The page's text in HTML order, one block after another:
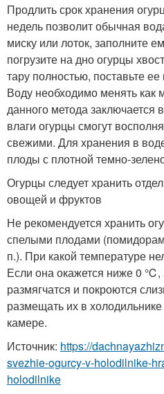
Продлить срок хранения
недель позволит обычная
миску или лоток, заполните
погрузите на дно огурцы
тару полностью, поставьте
Воду необходимо менять как
данного метода заключается
влаги огурцы смогут
свежими. Для хранения в
плоды с плотной темно-
Огурцы следует хранить
овощей и фруктов
Не рекомендуется хранить
спелыми плодами
п.). При какой температуре
Если она окажется ниже 0 ℃,
размягчатся и покроются
размещать их в
камере.
Источник: https://
svezhie-ogurcy-v-holodilnike-
holodilnike